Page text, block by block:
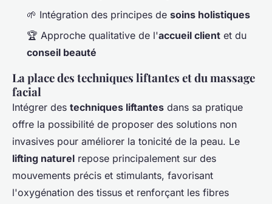
🌱 Intégration des principes de soins holistiques
🏆 Approche qualitative de l'accueil client et du
conseil beauté
La place des techniques liftantes et du massage
facial
Intégrer des techniques liftantes dans sa pratique
offre la possibilité de proposer des solutions non
invasives pour améliorer la tonicité de la peau. Le
lifting naturel repose principalement sur des
mouvements précis et stimulants, favorisant
l'oxygénation des tissus et renforçant les fibres